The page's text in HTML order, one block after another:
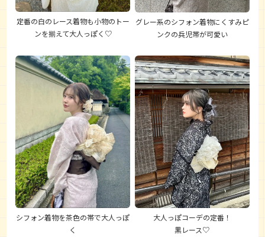
定番の白のレース着物も小物のトー
ンを揃えて大人っぽく♡
グレー系のシフォン着物にくすみピ
ンクの兵児帯が可愛い
シフォン着物を茶色の帯で大人っぽ
く
大人っぽコーデの定番！
黒レース♡